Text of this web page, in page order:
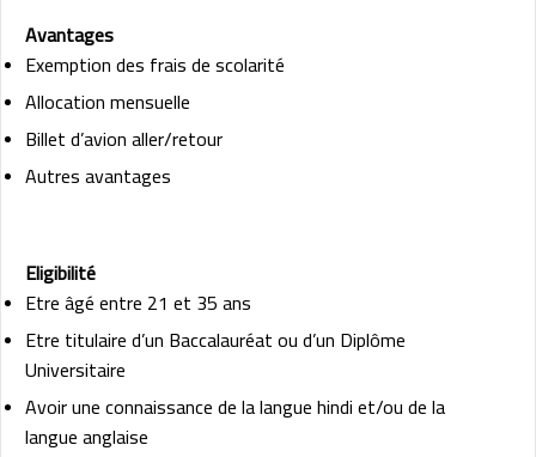
Avantages
Exemption des frais de scolarité
Allocation mensuelle
Billet d’avion aller/retour
Autres avantages
Eligibilité
Etre âgé entre 21 et 35 ans
Etre titulaire d’un Baccalauréat ou d’un Diplôme
Universitaire
Avoir une connaissance de la langue hindi et/ou de la
langue anglaise